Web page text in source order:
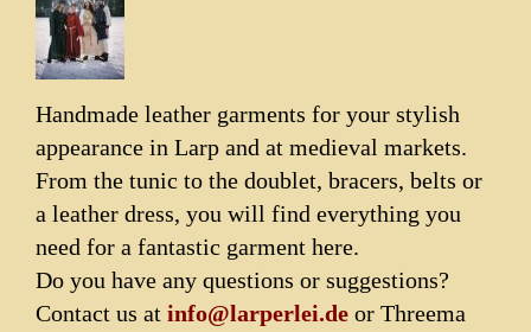
Handmade leather garments for your stylish
appearance in Larp and at medieval markets.
From the tunic to the doublet, bracers, belts or
a leather dress, you will find everything you
need for a fantastic garment here.
Do you have any questions or suggestions?
Contact us at info@larperlei.de or Threema